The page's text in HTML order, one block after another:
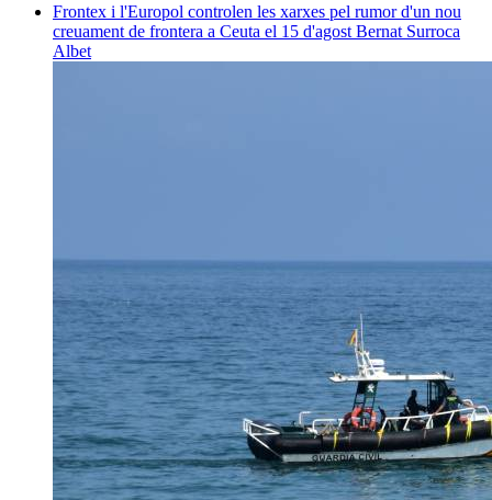
Frontex i l'Europol controlen les xarxes pel rumor d'un nou
creuament de frontera a Ceuta el 15 d'agost Bernat Surroca
Albet